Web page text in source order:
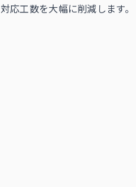
工数を大幅に削減します。